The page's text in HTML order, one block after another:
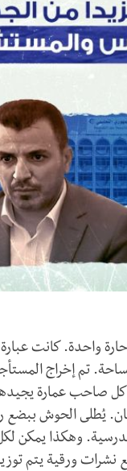
واحدة. كانت
تم إخراج
صاحب عمارة
يُطلى الحوش ببضع
وهكذا يمكن
نشرات ورقية يتم